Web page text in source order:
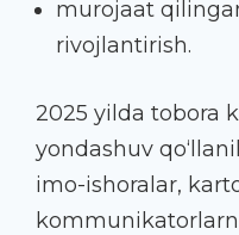
murojaat
rivojlantirish.
2025 yilda tobora
yondashuv
imo-ishoralar,